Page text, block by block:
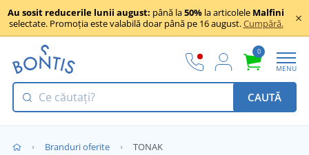
Au sosit reducerile lunii august: până la50% la articolele Malfini
selectate. Promoția este valabilă doar până pe 16 august.Cumpără.
0
MENU
CAUTĂ
Branduri oferite TONAK